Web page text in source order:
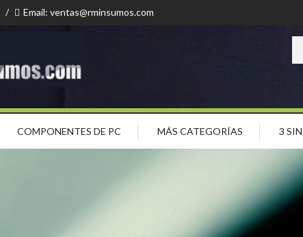
/ Email: ventas@rminsumos.com
COMPONENTES DE PC MÁS CATEGORÍAS 3